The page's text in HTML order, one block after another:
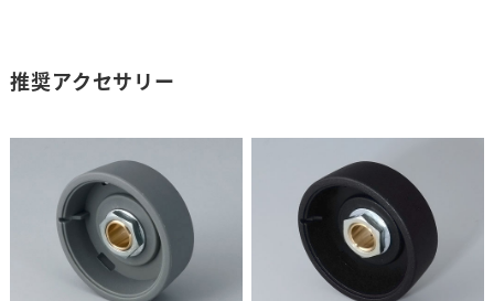
推奨アクセサリー